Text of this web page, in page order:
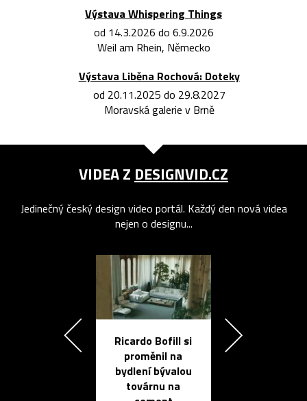
Výstava Whispering Things
od 14.3.2026 do 6.9.2026
Weil am Rhein, Německo
Výstava Liběna Rochová: Doteky
od 20.11.2025 do 29.8.2027
Moravská galerie v Brně
VIDEA Z DESIGNVID.CZ
Jedinečný český design video portál. Každý den nová videa
nejen o designu...
Ricardo Bofill si
proměnil na
bydlení bývalou
továrnu na